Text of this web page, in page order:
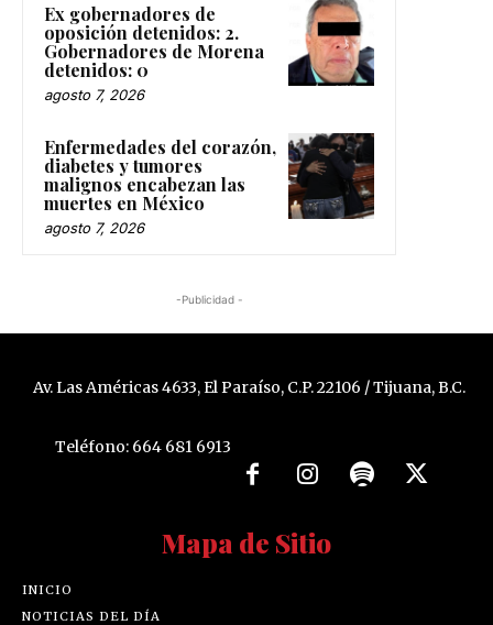
Ex gobernadores de
oposición detenidos: 2.
Gobernadores de Morena
detenidos: 0
agosto 7, 2026
Enfermedades del corazón,
diabetes y tumores
malignos encabezan las
muertes en México
agosto 7, 2026
-Publicidad -
Av. Las Américas 4633, El Paraíso, C.P. 22106 / Tijuana, B.C.
Teléfono: 664 681 6913
Mapa de Sitio
INICIO
NOTICIAS DEL DÍA